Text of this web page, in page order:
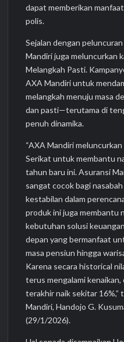
dapat memberikan
polis.
Sejalan dengan
Mandiri juga meluncurkan
Melangkah Pasti.
AXA Mandiri untuk
melangkah menuju masa
dan pasti—terutama di
penuh dinamika.
“AXA Mandiri
Serikat untuk membantu
tahun baru ini. Asuransi
sangat cocok bagi
kestabilan dalam
produk ini juga membantu
kebutuhan solusi
depan yang bermanfaat
masa pensiun hingga
Karena secara historical
terus mengalami kenaikan,
terakhir naik sekitar
Mandiri, Handojo G.
(29/1/2026).